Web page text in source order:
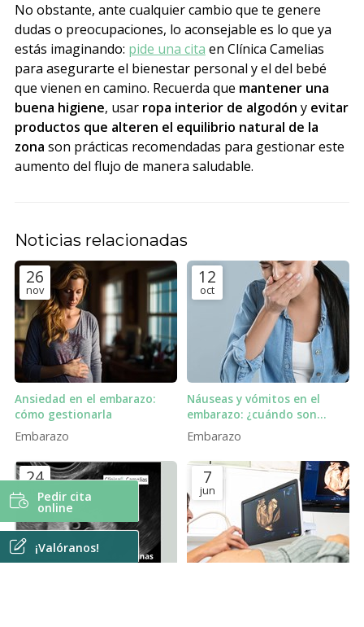
No obstante, ante cualquier cambio que te genere
dudas o preocupaciones, lo aconsejable es lo que ya
estás imaginando: pide una cita en Clínica Camelias
para asegurarte el bienestar personal y el del bebé
que vienen en camino. Recuerda que mantener una
buena higiene, usar ropa interior de algodón y evitar
productos que alteren el equilibrio natural de la
zona son prácticas recomendadas para gestionar este
aumento del flujo de manera saludable.
Noticias relacionadas
26
nov
Ansiedad en el embarazo:
cómo gestionarla
Embarazo
12
oct
Náuseas y vómitos en el
embarazo: ¿cuándo son
normales y cuándo
consultar?
Embarazo
24
ago
7
jun
Pedir cita
online
¡Valóranos!